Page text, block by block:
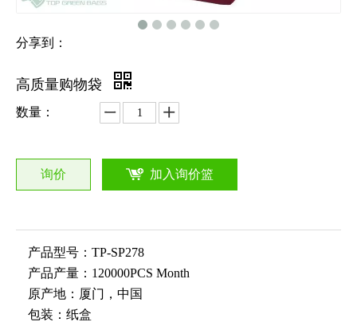
分享到：
高质量购物袋
数量：
询价 加入询价篮
产品型号： TP-SP278
产品产量： 120000PCS Month
原产地： 厦门，中国
包装： 纸盒